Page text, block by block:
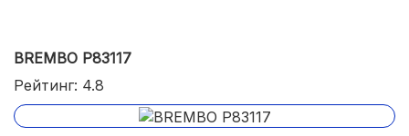
BREMBO P83117
Рейтинг: 4.8